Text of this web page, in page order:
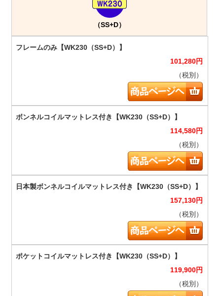
（SS+D）
101,280円
（税別）
114,580円
（税別）
157,130円
（税別）
119,900円
（税別）